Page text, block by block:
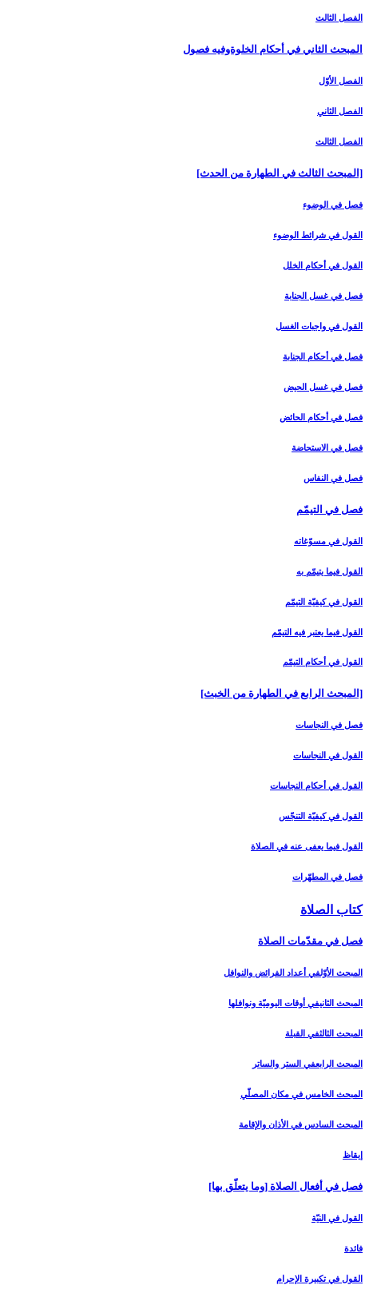
الفصل الثالث‏
المبحث الثاني في أحكام الخلوةوفيه فصول
الفصل الأوّل‏
الفصل الثاني‏
الفصل الثالث‏
[المبحث الثالث في الطهارة من الحدث‏]
فصل في الوضوء
القول في شرائط الوضوء
القول في أحكام الخلل‏
فصل في غسل الجنابة
القول في واجبات الغسل‏
فصل في أحكام الجنابة
فصل في غسل الحيض‏
فصل في أحكام الحائض‏
فصل في الاستحاضة
فصل في النفاس‏
فصل في التيمّم‏
القول في مسوّغاته‏
القول فيما يتيمّم به‏
القول في كيفيّة التيمّم‏
القول فيما يعتبر فيه التيمّم‏
القول في أحكام التيمّم‏
[المبحث الرابع في الطهارة من الخبث‏]
فصل في النجاسات‏
القول في النجاسات‏
القول في أحكام النجاسات‏
القول في كيفيّة التنجّس‏
القول فيما يعفى عنه في الصلاة
فصل في المطهّرات‏
كتاب الصلاة
فصل في مقدّمات الصلاة
المبحث الأوّل‏في أعداد الفرائض والنوافل‏
المبحث الثاني‏في أوقات اليوميّة ونوافلها
المبحث الثالث‏في القبلة
المبحث الرابع‏في الستر والساتر
المبحث الخامس ‏في مكان المصلّي‏
المبحث السادس‏ في الأذان والإقامة
إيقاظ
فصل في أفعال الصلاة [وما يتعلّق بها]
القول في النيّة
فائدة
القول في تكبيرة الإحرام‏